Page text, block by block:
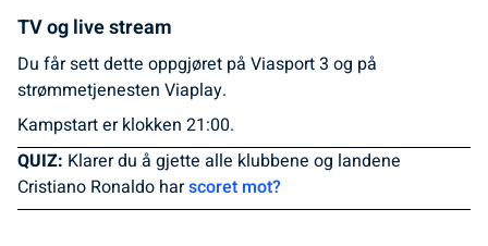
TV og live stream
Du får sett dette oppgjøret på Viasport 3 og på
strømmetjenesten Viaplay.
Kampstart er klokken 21:00.
QUIZ: Klarer du å gjette alle klubbene og landene
Cristiano Ronaldo harscoret mot?